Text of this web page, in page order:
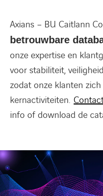
Axians – BU Caitlann
betrouwbare
onze expertise en
voor stabiliteit,
zodat onze klanten
kernactiviteiten.
info of download de